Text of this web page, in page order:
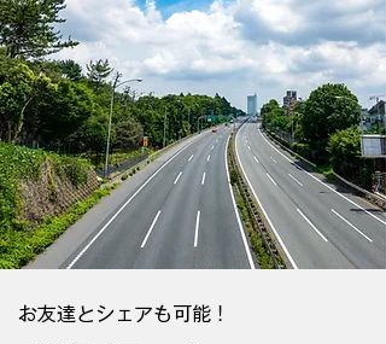
​お友達とシェアも可能！